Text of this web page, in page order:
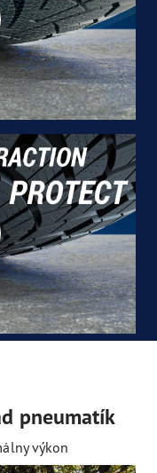
pneumatík
výkon